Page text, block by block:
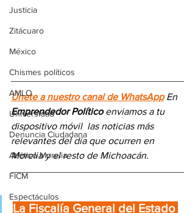
Justicia
Zitácuaro
México
Chismes políticos
AMLO
Universidad
Denuncia Ciudadana
Atlético Morelia
FICM
Espectáculos
Únete a nuestro canal de WhatsApp En
Emprendedor Político enviamos a tu
dispositivo móvil las noticias más
relevantes del día que ocurren en
Morelia y el resto de Michoacán.
La Fiscalía General del Estado